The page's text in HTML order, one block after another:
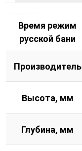
Время режим
русской бани
Производитель
Высота, мм
Глубина, мм